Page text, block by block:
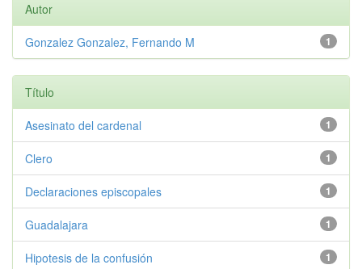
Autor
1
Gonzalez Gonzalez, Fernando M
Título
1
Asesinato del cardenal
1
Clero
1
Declaraciones episcopales
1
Guadalajara
1
Hipotesis de la confusión